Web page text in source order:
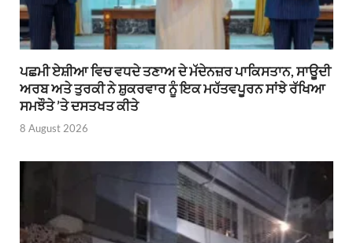
ਪਛਮੀ ਏਸ਼ੀਆ ਵਿਚ ਵਧਦੇ ਤਣਾਅ ਦੇ ਮੱਦੇਨਜ਼ਰ ਪਾਕਿਸਤਾਨ, ਸਾਊਦੀ
ਅਰਬ ਅਤੇ ਤੁਰਕੀ ਨੇ ਸ਼ੁਕਰਵਾਰ ਨੂੰ ਇਕ ਮਹੱਤਵਪੂਰਨ ਸਾਂਝੇ ਰੱਖਿਆ
ਸਮਝੌਤੇ ’ਤੇ ਦਸਤਖਤ ਕੀਤੇ
8 August 2026